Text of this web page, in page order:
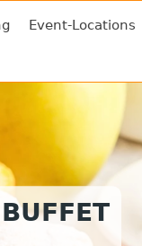
Event-Locations